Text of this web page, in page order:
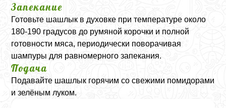
Запекание
Готовьте шашлык в духовке при температуре около
180-190 градусов до румяной корочки и полной
готовности мяса, периодически поворачивая
шампуры для равномерного запекания.
Подача
Подавайте шашлык горячим со свежими помидорами
и зелёным луком.